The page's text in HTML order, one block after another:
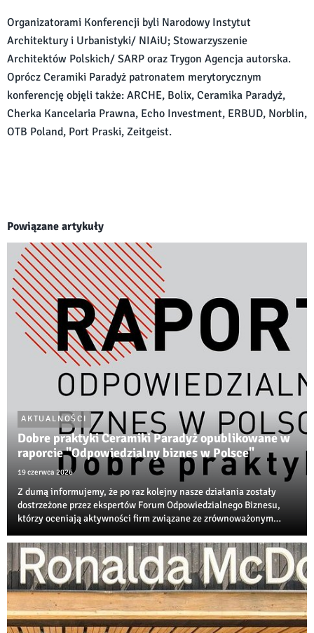
Organizatorami Konferencji byli Narodowy Instytut
Architektury i Urbanistyki/ NIAiU; Stowarzyszenie
Architektów Polskich/ SARP oraz Trygon Agencja autorska.
Oprócz Ceramiki Paradyż patronatem merytorycznym
konferencję objęli także: ARCHE, Bolix, Ceramika Paradyż,
Cherka Kancelaria Prawna, Echo Investment, ERBUD, Norblin,
OTB Poland, Port Praski, Zeitgeist.
Powiązane artykuły
AKTUALNOŚCI
Dobre praktyki Ceramiki Paradyż opublikowane w
raporcie "Odpowiedzialny biznes w Polsce"
19 czerwca 2026
Z dumą informujemy, że po raz kolejny nasze działania zostały
dostrzeżone przez ekspertów Forum Odpowiedzialnego Biznesu,
którzy oceniają aktywności firm związane ze zrównoważonym
odpowiedzialnością biznesu.